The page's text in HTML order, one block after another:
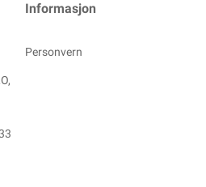
Informasjon
Personvern